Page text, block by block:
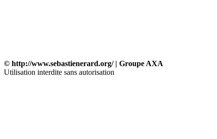
© http://www.sebastienerard.org/ | Groupe AXA
Utilisation interdite sans autorisation